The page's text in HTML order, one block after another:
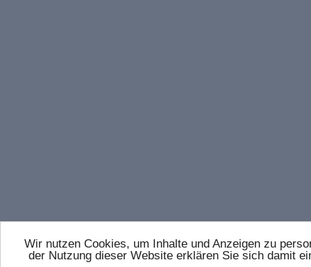
Wir nutzen Cookies, um Inhalte und Anzeigen zu
der Nutzung dieser Website erklären Sie sich damit